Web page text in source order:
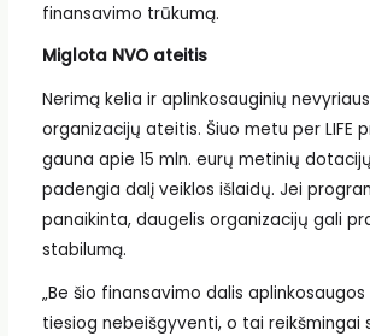
finansavimo trūkumą.
Miglota NVO ateitis
Nerimą kelia ir aplinkosauginių
organizacijų ateitis. Šiuo metu per LIFE
gauna apie 15 mln. eurų metinių
padengia dalį veiklos išlaidų. Jei
panaikinta, daugelis organizacijų gali
stabilumą.
„Be šio finansavimo dalis aplinkosaugos
tiesiog nebeišgyventi, o tai reikšmingai